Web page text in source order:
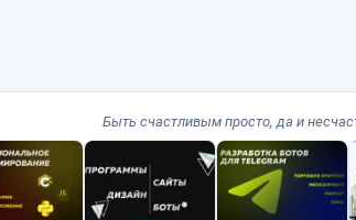
Быть счастливым просто, да и